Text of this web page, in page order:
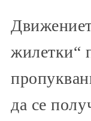
жилетки“
да се